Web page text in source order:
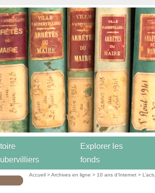
Explorer les
fonds
Accueil >Archives en ligne > 10 ans d’Internet >